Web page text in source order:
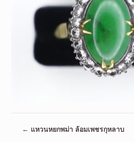
← แหวนหยกพม่า ล้อมเพชรกุหลาบ